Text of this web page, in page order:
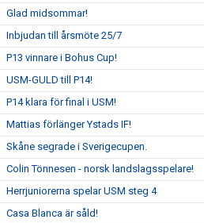
Glad midsommar!
Inbjudan till årsmöte 25/7
P13 vinnare i Bohus Cup!
USM-GULD till P14!
P14 klara för final i USM!
Mattias förlänger Ystads IF!
Skåne segrade i Sverigecupen.
Colin Tönnesen - norsk landslagsspelare!
Herrjuniorerna spelar USM steg 4
Casa Blanca är såld!